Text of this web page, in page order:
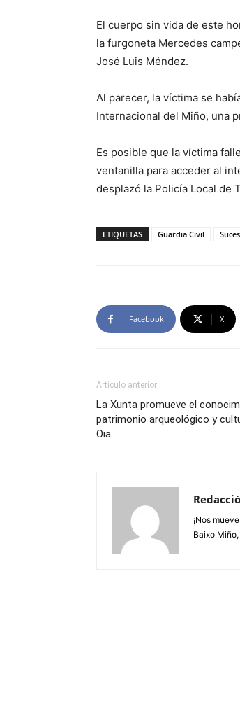
El cuerpo sin vida de este
la furgoneta Mercedes
José Luis Méndez.
Al parecer, la víctima se
Internacional del Miño, una
Es posible que la víctima
ventanilla para acceder al
desplazó la Policía Local de
ETIQUETAS Guardia Civil
Facebook X
Artículo anterior
La Xunta promueve el
patrimonio arqueológico y
Oia
¡Nos
Baixo